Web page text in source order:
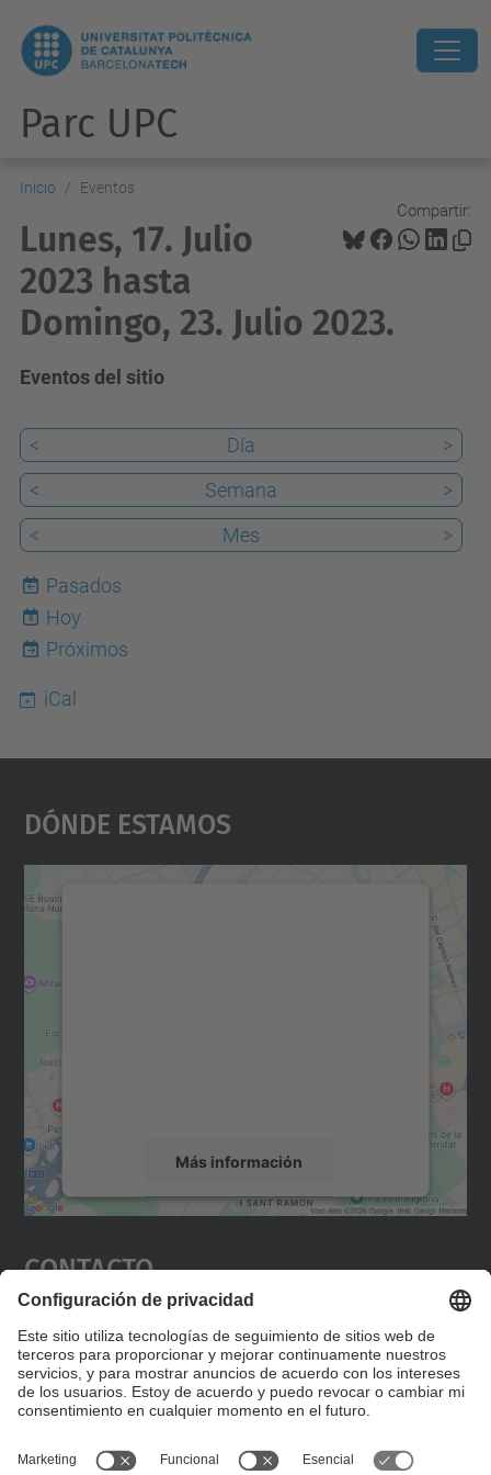
Parc UPC
Inicio Eventos
Compartir:
Lunes, 17. Julio
2023 hasta
Domingo, 23. Julio 2023.
Eventos del sitio
< Día
>
<
Semana
>
<
Mes >
Pasados
8
Hoy
Próximos
iCal
Dónde Estamos
Más información
Aceptar
powered by
Contacto
Editad en la página "Contacto personalizado", que
encontraréis en la raíz de español, vuestros datos
personalizados de contacto.
Formulario de contacto